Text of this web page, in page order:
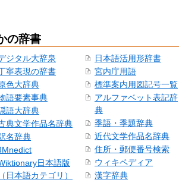
の辞書
ジタル大辞泉
寧表現の辞書
色大辞典
語要素事典
語大辞典
典文学作品名辞典
名辞典
日本語版
（日本語カテゴリ）
日本語活用形辞書
宮内庁用語
標準案内用図記号一覧
アルファベット表記辞
典
季語・季題辞典
近代文学作品名辞典
住所・郵便番号検索
ウィキペディア
漢字辞典